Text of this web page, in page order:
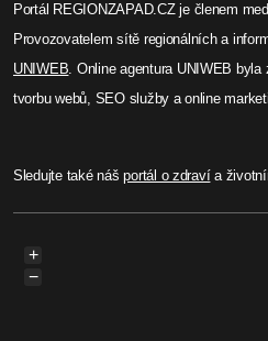
Portál REGIONZAPAD.CZ je členem
Provozovatelem sítě regionálních a
UNIWEB. Online agentura UNIWEB
tvorbu webů, SEO služby a online
Sledujte také nášportál o zdravía
+
−